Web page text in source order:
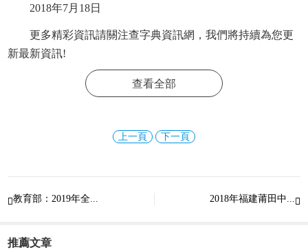
2018年7月18日
更多精彩資訊請關注查字典資訊網 ，我們將持續為您更
新最新資訊!
查看全部
上一頁 下一頁
教育部：2019年全... 
2018年福建莆田中...
推薦文章